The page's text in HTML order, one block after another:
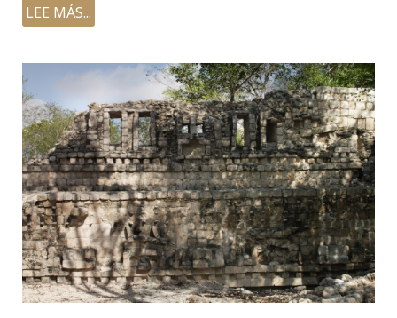
LEE MÁS...